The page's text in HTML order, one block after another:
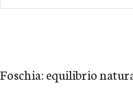
Foschia: equilibrio